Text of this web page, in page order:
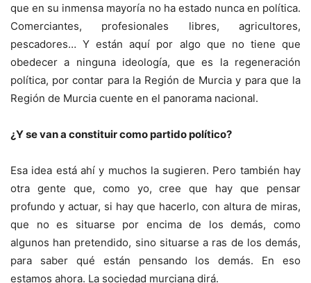
que en su inmensa mayoría no ha estado nunca en política.
Comerciantes, profesionales libres, agricultores,
pescadores… Y están aquí por algo que no tiene que
obedecer a ninguna ideología, que es la regeneración
política, por contar para la Región de Murcia y para que la
Región de Murcia cuente en el panorama nacional.
¿Y se van a constituir como partido político?
Esa idea está ahí y muchos la sugieren. Pero también hay
otra gente que, como yo, cree que hay que pensar
profundo y actuar, si hay que hacerlo, con altura de miras,
que no es situarse por encima de los demás, como
algunos han pretendido, sino situarse a ras de los demás,
para saber qué están pensando los demás. En eso
estamos ahora. La sociedad murciana dirá.